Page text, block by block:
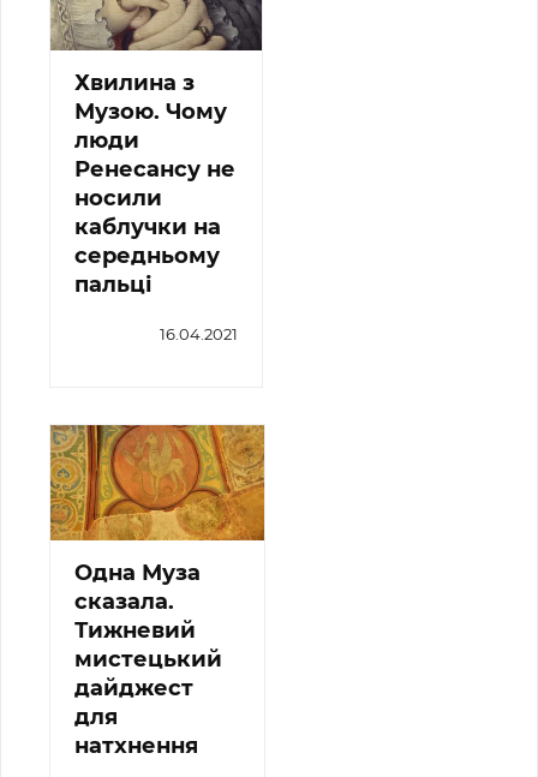
Хвилина з
Музою. Чому
люди
Ренесансу не
носили
каблучки на
середньому
пальці
16.04.2021
Одна Муза
сказала.
Тижневий
мистецький
дайджест
для
натхнення